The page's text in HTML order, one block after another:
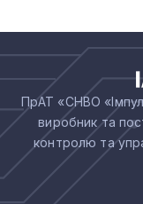
ПрАТ «СНВО
виробник та
контролю та